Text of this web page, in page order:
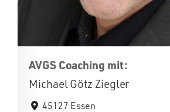
AVGS Coaching mit:
Michael Götz Ziegler
45127 Essen